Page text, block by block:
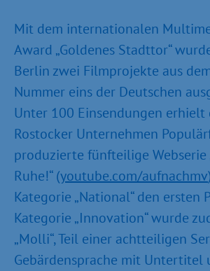
Mit dem internationalen
Award „Goldenes Stadttor“
Berlin zwei Filmprojekte aus
Nummer eins der Deutschen
Unter 100 Einsendungen erhielt
Rostocker Unternehmen
produzierte fünfteilige Webserie
Ruhe!“ (youtube.com/aufnachmv
Kategorie „National“ den ersten
Kategorie „Innovation“ wurde
„Molli“, Teil einer achtteiligen
Gebärdensprache mit Untertitel